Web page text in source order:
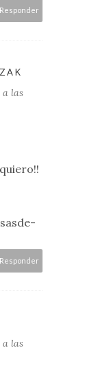
Responder
a las
Responder
a las